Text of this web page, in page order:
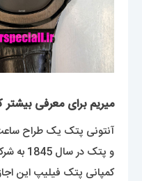
میریم برای معرفی
و پتک در سال 1845 به شرکت ساعت سازی ژان آدرین فیلیپ فرانسوی ملحق شد و نتیجه ی این همکاری برند پتک فیلیپ بود که در سال 1851 تاسیس شد .
کمپانی پتک فیلیپ این